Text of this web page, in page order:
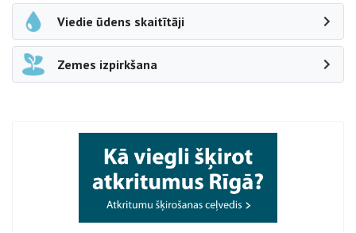
Viedie ūdens skaitītāji
Zemes izpirkšana